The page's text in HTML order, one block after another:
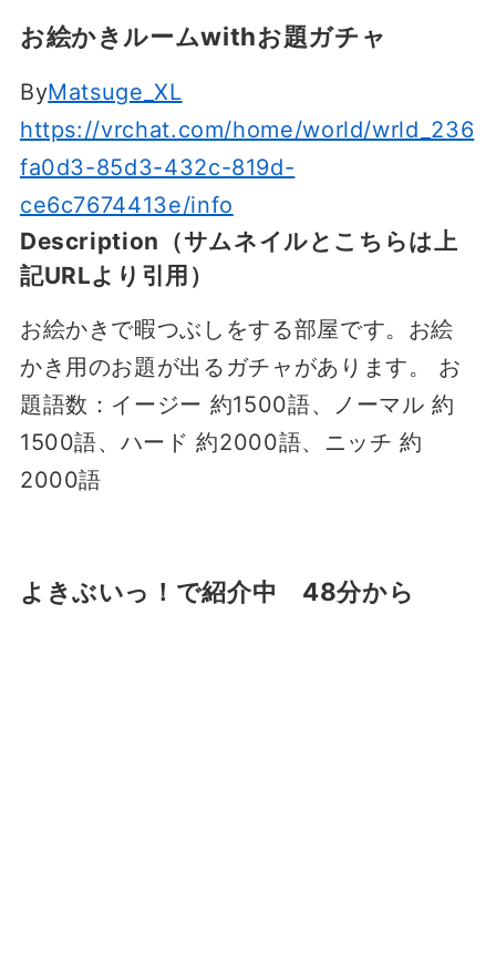
お絵かきルームwithお題ガチャ
ByMatsuge_XL
https://vrchat.com/home/world/wrld_236
fa0d3-85d3-432c-819d-
ce6c7674413e/info
Description（サムネイルとこちらは上
記URLより引用）
お絵かきで暇つぶしをする部屋です。お絵
かき用のお題が出るガチャがあります。 お
題語数：イージー 約1500語、ノーマル 約
1500語、ハード 約2000語、ニッチ 約
2000語
よきぶいっ！で紹介中 48分から